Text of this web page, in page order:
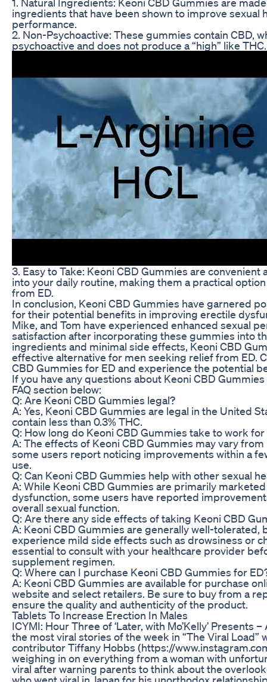
ingredients that have been shown to improve sexual
performance.
2. Non-Psychoactive: These gummies contain CBD,
psychoactive and does not produce a “high” like THC.
3. Easy to Take: Keoni CBD Gummies are
into your daily routine, making them a practical
from ED.
In conclusion, Keoni CBD Gummies have garnered
for their potential benefits in improving erectile
Mike, and Tom have experienced enhanced sexual
satisfaction after incorporating these gummies into
ingredients and minimal side effects, Keoni CBD
effective alternative for men seeking relief from ED.
CBD Gummies for ED and experience the potential
If you have any questions about Keoni CBD
FAQ section below:
Q: Are Keoni CBD Gummies legal?
A: Yes, Keoni CBD Gummies are legal in the United
contain less than 0.3% THC.
Q: How long do Keoni CBD Gummies take to work
A: The effects of Keoni CBD Gummies may vary
some users report noticing improvements within a
use.
Q: Can Keoni CBD Gummies help with other sexual
A: While Keoni CBD Gummies are primarily
dysfunction, some users have reported
overall sexual function.
Q: Are there any side effects of taking Keoni CBD
A: Keoni CBD Gummies are generally well-tolerated,
experience mild side effects such as drowsiness or
essential to consult with your healthcare provider
supplement regimen.
Q: Where can I purchase Keoni CBD Gummies for
A: Keoni CBD Gummies are available for purchase
website and select retailers. Be sure to buy from a
ensure the quality and authenticity of the product.
Tablets To Increase Erection In Males
ICYMI: Hour Three of ‘Later, with Mo’Kelly’ Presents
the most viral stories of the week in “The Viral Load”
contributor Tiffany Hobbs (https://
weighing in on everything from a woman with
viral after warning parents to think about the
who went viral in Japan for his unorthodox